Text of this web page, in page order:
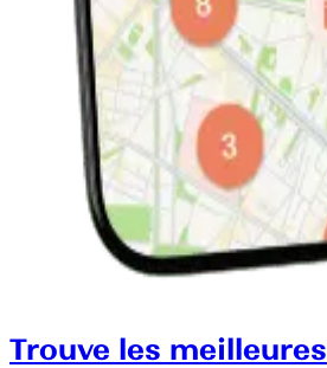
Trouve les meilleures